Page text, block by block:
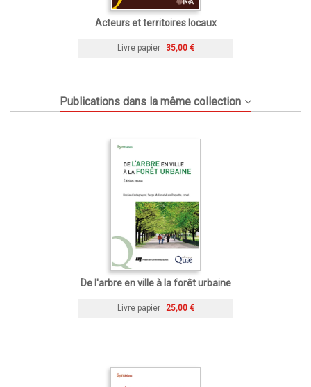
Acteurs et territoires locaux
Livre papier 35,00 €
Publications dans la même collection
De l'arbre en ville à la forêt urbaine
Livre papier 25,00 €